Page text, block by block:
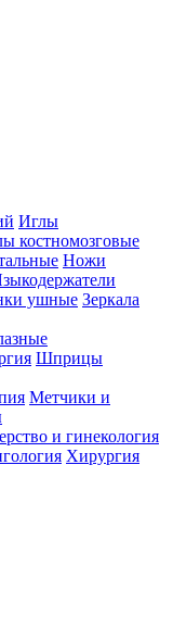
Иглы
костномозговые
Ножи
ушные Зеркала
Шприцы
Метчики и
и гинекология
Хирургия